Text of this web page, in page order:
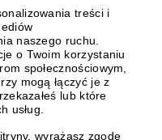
treści i
naszego ruchu.
o Twoim korzystaniu
społecznościowym,
mogą łączyć je z
lub które
usług.
wyrażasz zgodę